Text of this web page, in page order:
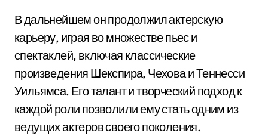
В дальнейшем он продолжил актерскую
карьеру, играя во множестве пьес и
спектаклей, включая классические
произведения Шекспира, Чехова и Теннесси
Уильямса. Его талант и творческий подход к
каждой роли позволили ему стать одним из
ведущих актеров своего поколения.